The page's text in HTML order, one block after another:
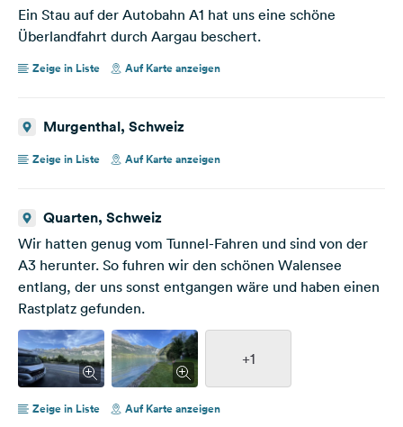
Ein Stau auf der Autobahn A1 hat uns eine schöne
Überlandfahrt durch Aargau beschert.
Zeige in Liste Auf Karte anzeigen
Murgenthal, Schweiz
Zeige in Liste Auf Karte anzeigen
Quarten, Schweiz
Wir hatten genug vom Tunnel-Fahren und sind von der
A3 herunter. So fuhren wir den schönen Walensee
entlang, der uns sonst entgangen wäre und haben einen
Rastplatz gefunden.
+1
Zeige in Liste Auf Karte anzeigen